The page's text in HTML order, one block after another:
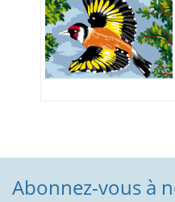
Abonnez-vous à